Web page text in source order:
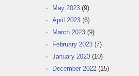
May 2023 (9)
April 2023 (6)
March 2023 (9)
February 2023 (7)
January 2023 (10)
December 2022 (15)